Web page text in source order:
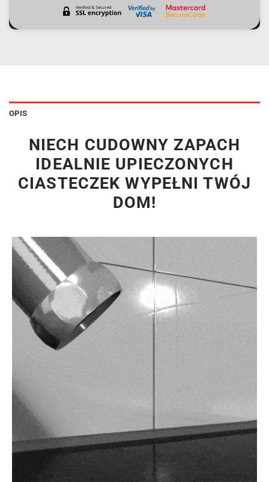
OPIS
NIECH CUDOWNY ZAPACH
IDEALNIE UPIECZONYCH
CIASTECZEK WYPEŁNI TWÓJ
DOM!